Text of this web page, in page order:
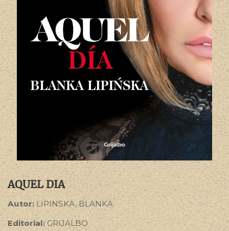
AQUEL DIA
Autor:LIPINSKA, BLANKA
Editorial:GRIJALBO